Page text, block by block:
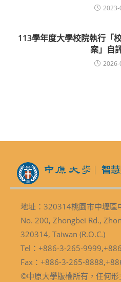
2023-
113學年度大學校院執行「
案」自
2026-
地址：320314桃園市中壢區
No. 200, Zhongbei Rd.,
320314, Taiwan (R.O.C.)
Tel：+886-3-265-
Fax：+886-3-265-
©中原大學版權所有，任何